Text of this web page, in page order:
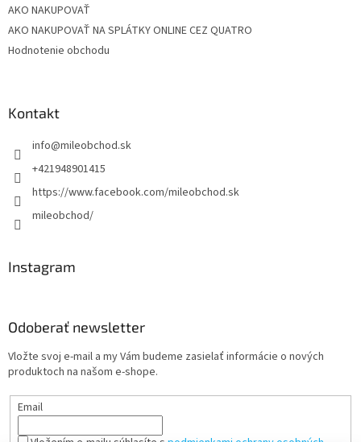
AKO NAKUPOVAŤ
AKO NAKUPOVAŤ NA SPLÁTKY ONLINE CEZ QUATRO
Hodnotenie obchodu
Kontakt
info@mileobchod.sk
+421948901415
https://www.facebook.com/mileobchod.sk
mileobchod/
Instagram
Odoberať newsletter
Vložte svoj e-mail a my Vám budeme zasielať informácie o nových
produktoch na našom e-shope.
Email